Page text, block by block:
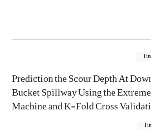
Prediction the Scour Depth At
Bucket Spillway Using the
Machine and K-Fold Cross